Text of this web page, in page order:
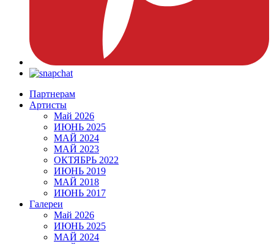
Партнерам
Артисты
Май 2026
ИЮНЬ 2025
МАЙ 2024
МАЙ 2023
ОКТЯБРЬ 2022
ИЮНЬ 2019
МАЙ 2018
ИЮНЬ 2017
Галереи
Май 2026
ИЮНЬ 2025
МАЙ 2024